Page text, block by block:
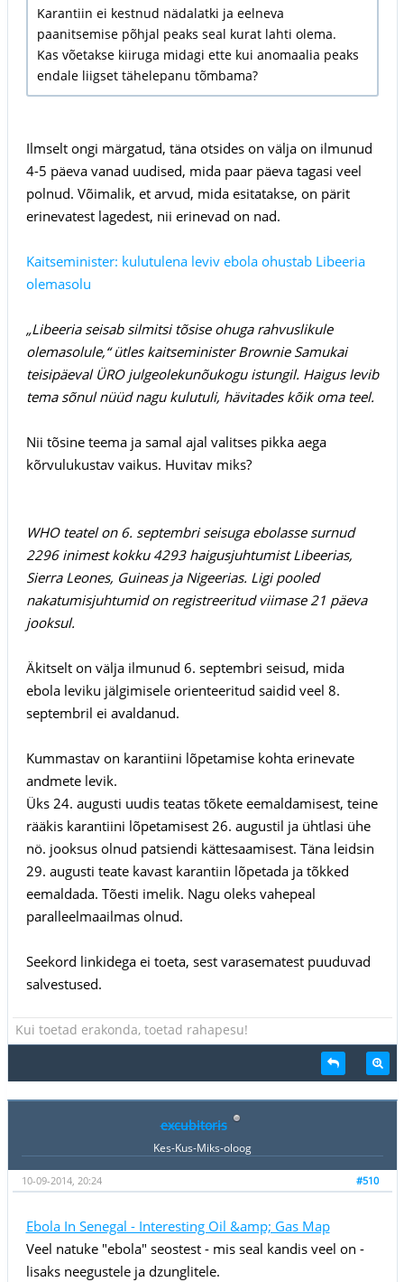
Karantiin ei kestnud nädalatki ja eelneva
paanitsemise põhjal peaks seal kurat lahti olema.
Kas võetakse kiiruga midagi ette kui anomaalia peaks
endale liigset tähelepanu tõmbama?
Ilmselt ongi märgatud, täna otsides on välja on ilmunud
4-5 päeva vanad uudised, mida paar päeva tagasi veel
polnud. Võimalik, et arvud, mida esitatakse, on pärit
erinevatest lagedest, nii erinevad on nad.
Kaitseminister: kulutulena leviv ebola ohustab Libeeria
olemasolu
„Libeeria seisab silmitsi tõsise ohuga rahvuslikule
olemasolule,“ ütles kaitseminister Brownie Samukai
teisipäeval ÜRO julgeolekunõukogu istungil. Haigus levib
tema sõnul nüüd nagu kulutuli, hävitades kõik oma teel.
Nii tõsine teema ja samal ajal valitses pikka aega
kõrvulukustav vaikus. Huvitav miks?
WHO teatel on 6. septembri seisuga ebolasse surnud
2296 inimest kokku 4293 haigusjuhtumist Libeerias,
Sierra Leones, Guineas ja Nigeerias. Ligi pooled
nakatumisjuhtumid on registreeritud viimase 21 päeva
jooksul.
Äkitselt on välja ilmunud 6. septembri seisud, mida
ebola leviku jälgimisele orienteeritud saidid veel 8.
septembril ei avaldanud.
Kummastav on karantiini lõpetamise kohta erinevate
andmete levik.
Üks 24. augusti uudis teatas tõkete eemaldamisest, teine
rääkis karantiini lõpetamisest 26. augustil ja ühtlasi ühe
nö. jooksus olnud patsiendi kättesaamisest. Täna leidsin
29. augusti teate kavast karantiin lõpetada ja tõkked
eemaldada. Tõesti imelik. Nagu oleks vahepeal
paralleelmaailmas olnud.
Seekord linkidega ei toeta, sest varasematest puuduvad
salvestused.
Kui toetad erakonda, toetad rahapesu!
excubitoris
Kes-Kus-Miks-oloog
#510
10-09-2014, 20:24
Ebola In Senegal - Interesting Oil &amp; Gas Map
Veel natuke "ebola" seostest - mis seal kandis veel on -
lisaks neegustele ja dzunglitele.